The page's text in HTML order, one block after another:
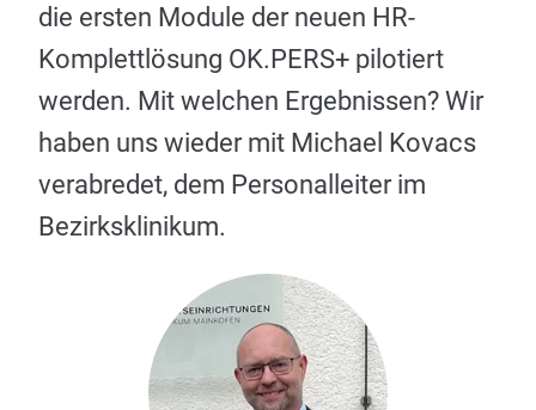
die ersten Module der neuen HR-
Komplettlösung OK.PERS+ pilotiert
werden. Mit welchen Ergebnissen? Wir
haben uns wieder mit Michael Kovacs
verabredet, dem Personalleiter im
Bezirksklinikum.